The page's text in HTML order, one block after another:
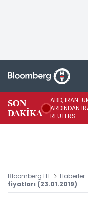
SON
DAKİKA
ABD, İRAN-
ARDINDAN
REUTERS
Bloomberg HT Haberler
fiyatları (23.01.2019)